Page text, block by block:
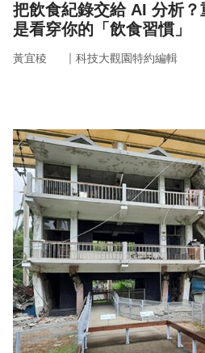
把飲食紀錄交給 AI 分析
是看穿你的「飲食習慣」
黃宜稜 ｜ 科技大觀園特約編輯